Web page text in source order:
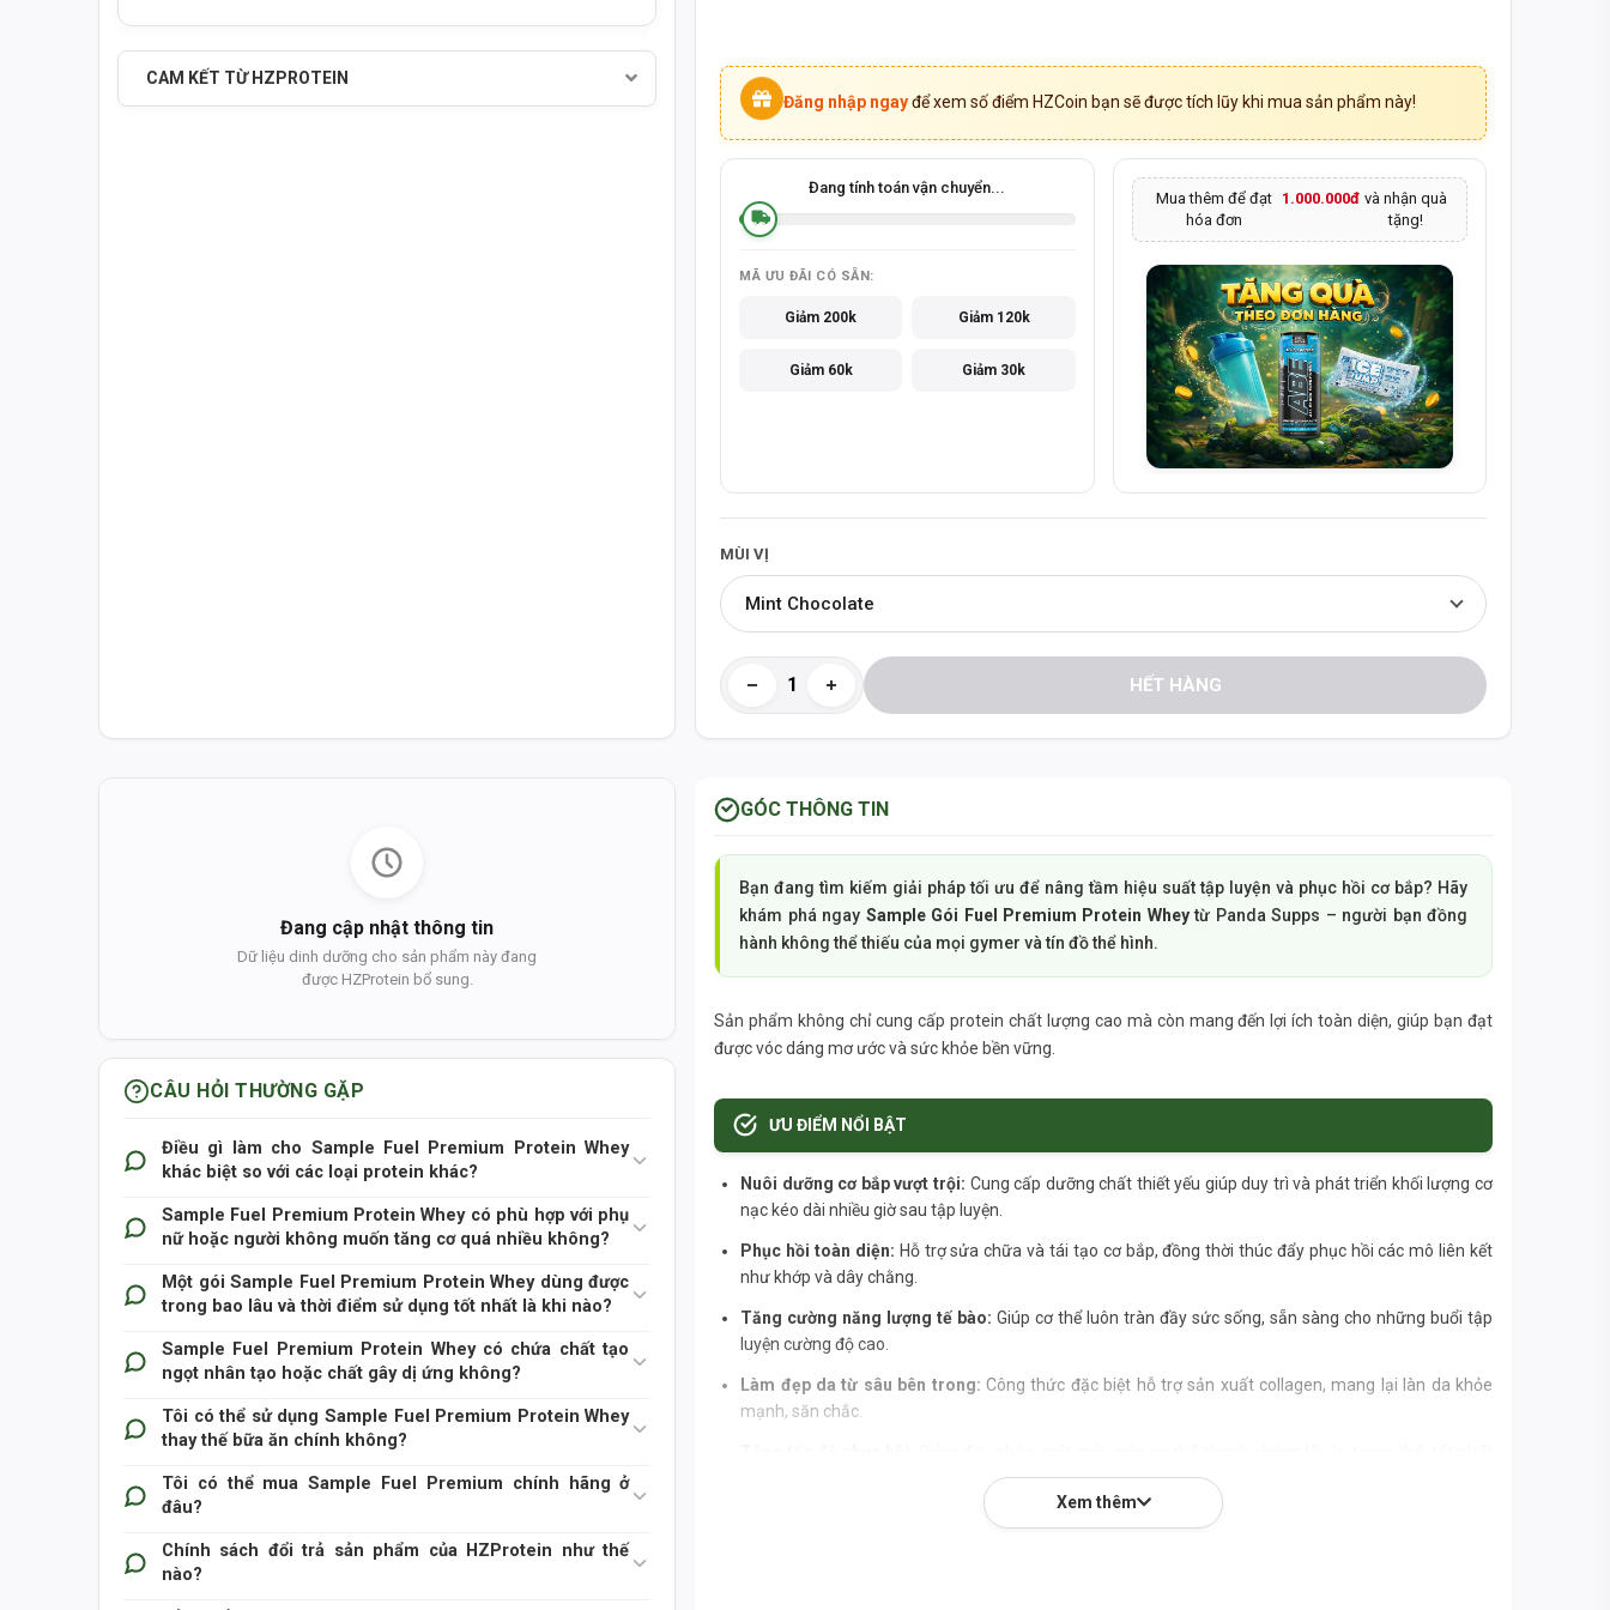
CAM KẾT TỪ HZPROTEIN
Đăng nhập ngay để xem số điểm HZCoin bạn sẽ được tích lũy khi mua sản phẩm này!
Đang tính toán vận chuyển...
MÃ ƯU ĐÃI CÓ SẴN:
Giảm 200k Giảm 120k
Giảm 60k Giảm 30k
Mua thêm để đạt
hóa đơn
1.000.000đ và nhận quà
tặng!
MÙI VỊ
Mint Chocolate
HẾT HÀNG
Đang cập nhật thông tin
Dữ liệu dinh dưỡng cho sản phẩm này đang
được HZProtein bổ sung.
CÂU HỎI THƯỜNG GẶP
Điều gì làm cho Sample Fuel Premium Protein Whey
khác biệt so với các loại protein khác?
Sample Fuel Premium Protein Whey
Sample Fuel Premium Protein Whey có phù hợp với phụ
nữ hoặc người không muốn tăng cơ quá nhiều không?
Sample Fuel Premium Protein Whey
Một gói Sample Fuel Premium Protein Whey dùng được
trong bao lâu và thời điểm sử dụng tốt nhất là khi nào?
Sample Fuel Premium Protein Whey
Sample Fuel Premium Protein Whey có chứa chất tạo
ngọt nhân tạo hoặc chất gây dị ứng không?
Sample Fuel Premium Protein Whey
Tôi có thể sử dụng Sample Fuel Premium Protein Whey
thay thế bữa ăn chính không?
Sample Fuel Premium Protein Whey
Tôi có thể mua Sample Fuel Premium chính hãng ở
đâu?
Chính sách đổi trả sản phẩm của HZProtein như thế
nào?
GÓC THÔNG TIN
Bạn đang tìm kiếm giải pháp tối ưu để nâng tầm hiệu suất tập luyện và phục hồi cơ bắp? Hãy
khám phá ngay Sample Gói Fuel Premium Protein Wheytừ Panda Supps – người bạn đồng
hành không thể thiếu của mọi gymer và tín đồ thể hình.
Sản phẩm không chỉ cung cấp protein chất lượng cao mà còn mang đến lợi ích toàn diện, giúp bạn đạt
được vóc dáng mơ ước và sức khỏe bền vững.
ƯU ĐIỂM NỔI BẬT
Nuôi dưỡng cơ bắp vượt trội: Cung cấp dưỡng chất thiết yếu giúp duy trì và phát triển khối lượng cơ
nạc kéo dài nhiều giờ sau tập luyện.
Phục hồi toàn diện: Hỗ trợ sửa chữa và tái tạo cơ bắp, đồng thời thúc đẩy phục hồi các mô liên kết
như khớp và dây chằng.
Tăng cường năng lượng tế bào: Giúp cơ thể luôn tràn đầy sức sống, sẵn sàng cho những buổi tập
luyện cường độ cao.
Làm đẹp da từ sâu bên trong: Công thức đặc biệt hỗ trợ sản xuất collagen, mang lại làn da khỏe
mạnh, săn chắc.
Đến từ thương hiệu Panda Supps uy tín, đảm bảo mỗi gói sản phẩm đều đạt
Xem thêm